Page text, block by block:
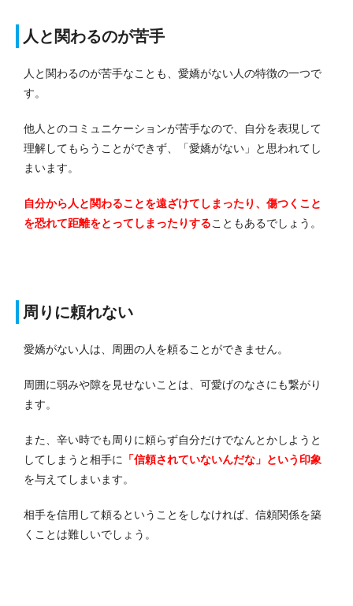
人と関わるのが苦手
人と関わるのが苦手なことも、愛嬌がない人の特徴の一つで
す。
他人とのコミュニケーションが苦手なので、自分を表現して
理解してもらうことができず、「愛嬌がない」と思われてし
まいます。
自分から人と関わることを遠ざけてしまったり、傷つくこと
を恐れて距離をとってしまったりすることもあるでしょう。
周りに頼れない
愛嬌がない人は、周囲の人を頼ることができません。
周囲に弱みや隙を見せないことは、可愛げのなさにも繋がり
ます。
また、辛い時でも周りに頼らず自分だけでなんとかしようと
してしまうと相手に
「信頼されていないんだな」という印象
を与えてしまいます。
相手を信用して頼るということをしなければ、信頼関係を築
くことは難しいでしょう。